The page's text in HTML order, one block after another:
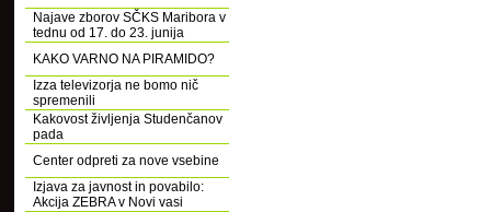
Najave zborov SČKS Maribora v
tednu od 17. do 23. junija
KAKO VARNO NA PIRAMIDO?
Izza televizorja ne bomo nič
spremenili
Kakovost življenja Studenčanov
pada
Center odpreti za nove vsebine
Izjava za javnost in povabilo:
Akcija ZEBRA v Novi vasi